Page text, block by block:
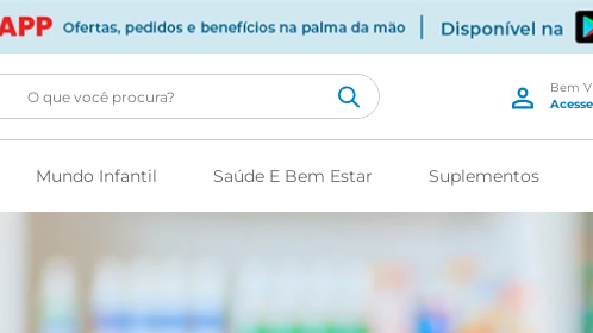
você procura?
Mundo Infantil Saúde E Bem Estar Suplementos